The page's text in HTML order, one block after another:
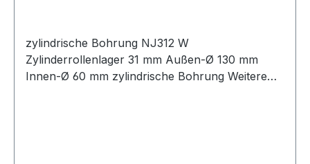
zylindrische Bohrung NJ312 W
Zylinderrollenlager 31 mm Außen-Ø 130 mm
Innen-Ø 60 mm zylindrische Bohrung Weitere